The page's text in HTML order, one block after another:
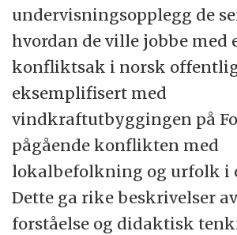
undervisningsopplegg de
hvordan de ville jobbe med
konfliktsak i norsk
eksemplifisert med
vindkraftutbyggingen på
pågående konflikten med
lokalbefolkning og urfolk i
Dette ga rike beskrivelser
forståelse og didaktisk